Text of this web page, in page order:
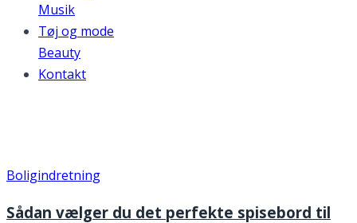
Musik
Tøj og mode
Beauty
Kontakt
Boligindretning
Sådan vælger du det perfekte spisebord til